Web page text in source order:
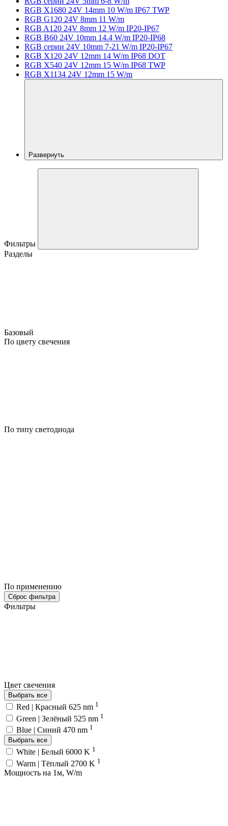
RGB X1680 24V 14mm 10 W/m IP67 TWP
RGB G120 24V 8mm 11 W/m
RGB A120 24V 8mm 12 W/m IP20-IP67
RGB B60 24V 10mm 14.4 W/m IP20-IP68
RGB серии 24V 10mm 7-21 W/m IP20-IP67
RGB X120 24V 12mm 14 W/m IP68 DOT
RGB X540 24V 12mm 15 W/m IP68 TWP
RGB X1134 24V 12mm 15 W/m
Развернуть
Фильтры
Разделы
Базовый
По цвету свечения
По типу светодиода
По применению
Сброс фильтра
Фильтры
Цвет свечения
Выбрать все
Red | Красный 625 nm 1
Green | Зелёный 525 nm 1
Blue | Синий 470 nm 1
Выбрать все
White | Белый 6000 K 1
Warm | Тёплый 2700 K 1
Мощность на 1м, W/m